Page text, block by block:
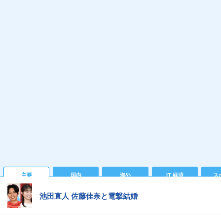
主要 国内 海外 IT 経済 ス
池田直人 佐藤佳奈と電撃結婚